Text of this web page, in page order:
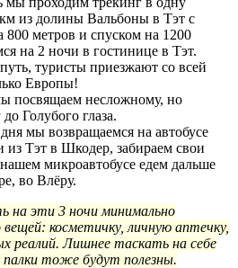
из долины Вальбоны в Тэт с
метров и спуском на 1200
на 2 ночи в гостинице в Тэт.
туристы приезжают со всей
Европы!
посвящаем несложному, но
Голубого глаза.
мы возвращаемся на автобусе
Тэт в Шкодер, забираем свои
микроавтобусе едем дальше
во Влёру.
на эти 3 ночи минимально
косметичку, личную аптечку,
реалий. Лишнее таскать на себе
тоже будут полезны.